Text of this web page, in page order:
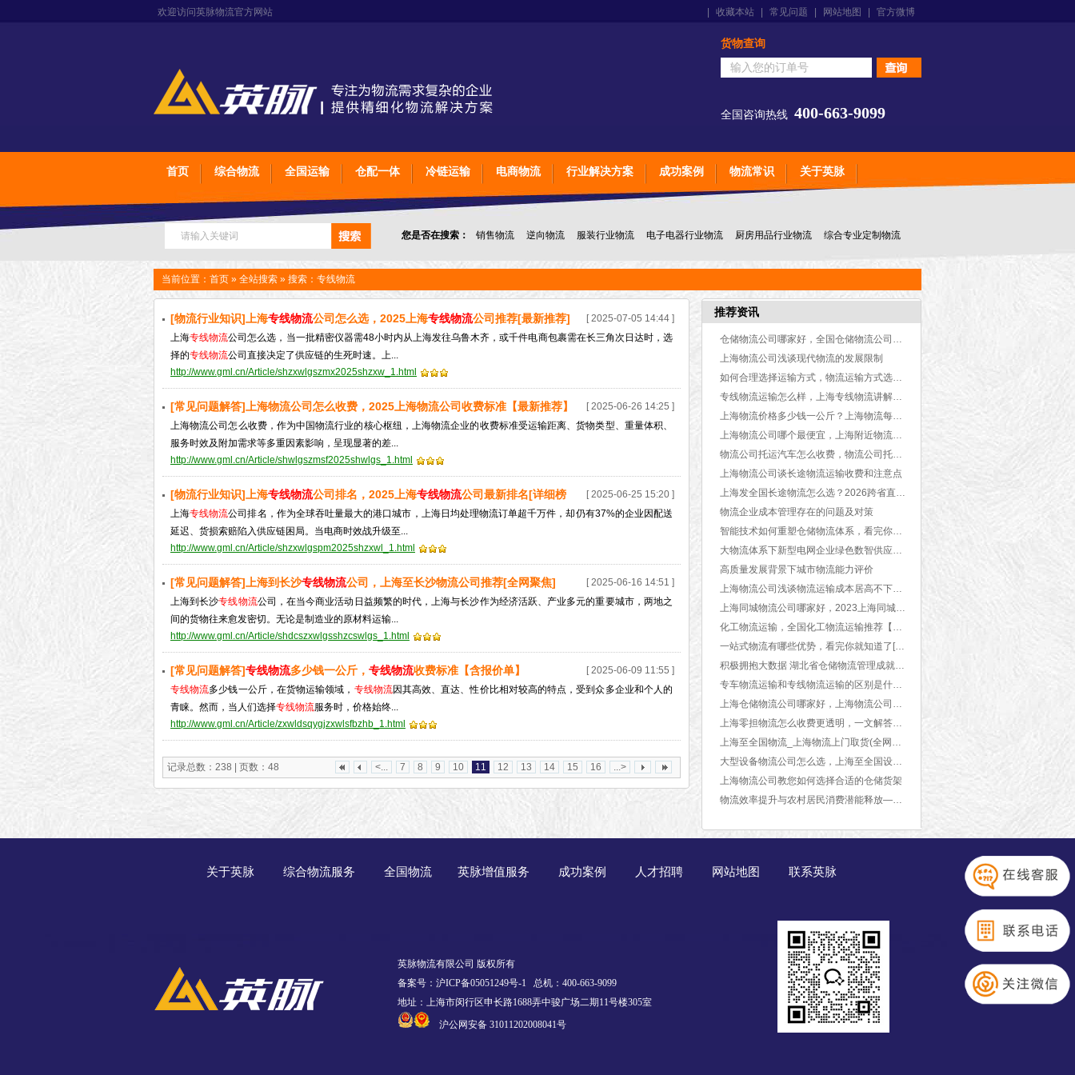
欢迎访问英脉物流官方网站 收藏本站 常见问题 网站地图 官方微博
货物查询
全国咨询热线 400-663-9099
首页 综合物流 全国运输 仓配一体 冷链运输 电商物流 行业解决方案 成功案例 物流常识 关于英脉
您是否在搜索： 销售物流 逆向物流 服装行业物流 电子电器行业物流 厨房用品行业物流 综合专业定制物流
上海石家庄太原物流 物流公司
物流运输时效
当前位置： 首页 » 全站搜索 » 搜索：专线物流
[物流行业知识]上海专线物流公司怎么选，2025上海专线物流公司推荐[最新推荐]
[ 2025-07-05 14:44 ]
上海专线物流公司怎么选，当一批精密仪器需48小时内从上海发往乌鲁木齐，或千件电商包裹需在长三角次日达时，选
择的专线物流公司直接决定了供应链的生死时速。上...
http://www.gml.cn/Article/shzxwlgszmx2025shzxw_1.html
[常见问题解答]上海物流公司怎么收费，2025上海物流公司收费标准【最新推荐】
[ 2025-06-26 14:25 ]
上海物流公司怎么收费，作为中国物流行业的核心枢纽，上海物流企业的收费标准受运输距离、货物类型、重量体积、
服务时效及附加需求等多重因素影响，呈现显著的差...
http://www.gml.cn/Article/shwlgszmsf2025shwlgs_1.html
[物流行业知识]上海专线物流公司排名，2025上海专线物流公司最新排名[详细榜
单]
[ 2025-06-25 15:20 ]
上海专线物流公司排名，作为全球吞吐量最大的港口城市，上海日均处理物流订单超千万件，却仍有37%的企业因配送
延迟、货损索赔陷入供应链困局。当电商时效战升级至...
http://www.gml.cn/Article/shzxwlgspm2025shzxwl_1.html
[常见问题解答]上海到长沙专线物流公司，上海至长沙物流公司推荐[全网聚焦]
[ 2025-06-16 14:51 ]
上海到长沙专线物流公司，在当今商业活动日益频繁的时代，上海与长沙作为经济活跃、产业多元的重要城市，两地之
间的货物往来愈发密切。无论是制造业的原材料运输...
http://www.gml.cn/Article/shdcszxwlgsshzcswlgs_1.html
[常见问题解答]专线物流多少钱一公斤， 专线物流收费标准【含报价单】
[ 2025-06-09 11:55 ]
专线物流多少钱一公斤，在货物运输领域， 专线物流因其高效、直达、性价比相对较高的特点，受到众多企业和个人的
青睐。然而，当人们选择专线物流服务时，价格始终...
http://www.gml.cn/Article/zxwldsqygjzxwlsfbzhb_1.html
记录总数：238 | 页数：48 <... 7 8 9 10 11 12 13 14 15 16 ...>
推荐资讯
仓储物流公司哪家好，全国仓储物流公司推荐【实时更新】
上海物流公司浅谈现代物流的发展限制
如何合理选择运输方式，物流运输方式选择技巧
专线物流运输怎么样，上海专线物流讲解【行业百科】
上海物流价格多少钱一公斤？上海物流每公斤收费避坑指南及正规报价参考【行业百科】
上海物流公司哪个最便宜，上海附近物流公司收费[含价格表]
物流公司托运汽车怎么收费，物流公司托运汽车费用标准[今日更新]
上海物流公司谈长途物流运输收费和注意点
上海发全国长途物流怎么选？2026跨省直达物流公司推荐【行业百科】
物流企业成本管理存在的问题及对策
智能技术如何重塑仓储物流体系，看完你就了解了[物流资讯]
大物流体系下新型电网企业绿色数智供应链体系构建研究
高质量发展背景下城市物流能力评价
上海物流公司浅谈物流运输成本居高不下的原因
上海同城物流公司哪家好，2023上海同城物流运输公司推荐[最新推荐]
化工物流运输，全国化工物流运输推荐【实力推荐】
一站式物流有哪些优势，看完你就知道了[物流资讯]
积极拥抱大数据 湖北省仓储物流管理成就显著
专车物流运输和专线物流运输的区别是什么，看完你就知道了[今日资讯]
上海仓储物流公司哪家好，上海物流公司仓储推荐【实时更新】
上海零担物流怎么收费更透明，一文解答【最新更新】
上海至全国物流_上海物流上门取货(全网推荐)
大型设备物流公司怎么选，上海至全国设备运输物流公司【全网推荐】
上海物流公司教您如何选择合适的仓储货架
物流效率提升与农村居民消费潜能释放——基于城乡融合发展的分析
关于英脉 综合物流服务 全国物流 英脉增值服务 成功案例 人才招聘 网站地图 联系英脉
英脉物流有限公司 版权所有
备案号：沪ICP备05051249号-1 总机：400-663-9099
地址：上海市闵行区申长路1688弄中骏广场二期11号楼305室
沪公网安备 31011202008041号